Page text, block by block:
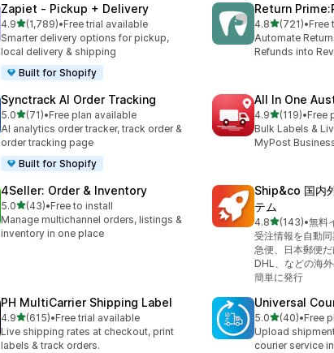
Zapiet ‑ Pickup + Delivery
4.95つ星中
(1,789)
合計レビュー数：1789件
•Free trial available
Smarter delivery options for pickup,
local delivery & shipping
Built for Shopify
Return
4.85つ星中
(721)
合計レビュー数
•Free
Automate
Refunds into
Synctrack AI Order Tracking
5.05つ星中
(71)
合計レビュー数：71件
•Free plan available
AI analytics order tracker, track order &
order tracking page
Built for Shopify
All In One
4.95つ星中
(119)
合計レビュー数
•Free
Bulk Labels &
MyPost
4Seller: Order & Inventory
5.05つ星中
(43)
合計レビュー数：43件
•Free to install
Manage multichannel orders, listings &
inventory in one place
Ship&co 国内
テム
4.85つ星中
(143)
合計レビュー数：
•無料
受注情報を自動
急便、日本郵便だ
DHL、などの海
簡単に発行
PH MultiCarrier Shipping Label
4.95つ星中
(615)
合計レビュー数：615件
•Free trial available
Live shipping rates at checkout, print
labels & track orders.
Universal
5.05つ星中
(40)
合計レビュー数
•Free
Upload
courier service